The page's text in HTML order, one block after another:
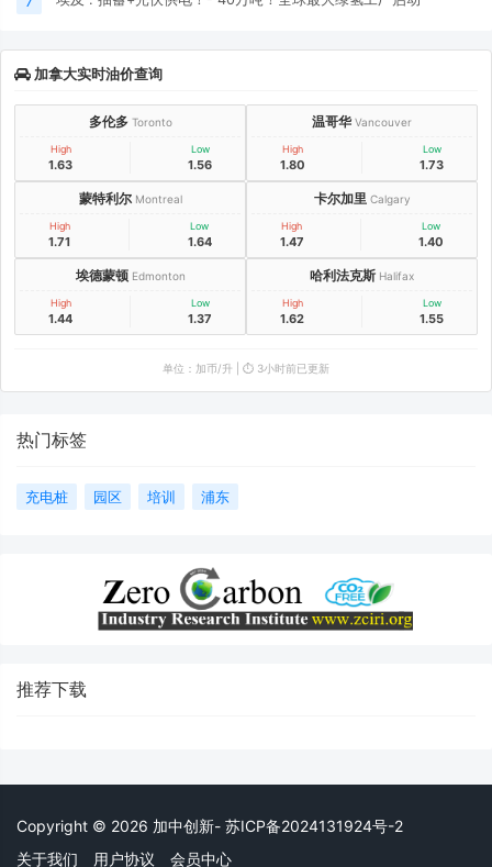
加拿大实时油价查询
多伦多 Toronto
High
1.63
Low
1.56
温哥华 Vancouver
High
1.80
Low
1.73
蒙特利尔 Montreal
High
1.71
Low
1.64
卡尔加里 Calgary
High
1.47
Low
1.40
埃德蒙顿 Edmonton
High
1.44
Low
1.37
哈利法克斯 Halifax
High
1.62
Low
1.55
单位：加币/升 | ⏱️ 3小时前已更新
热门标签
充电桩 园区 培训 浦东
推荐下载
Copyright © 2026 加中创新- 苏ICP备2024131924号-2
关于我们
用户协议 会员中心